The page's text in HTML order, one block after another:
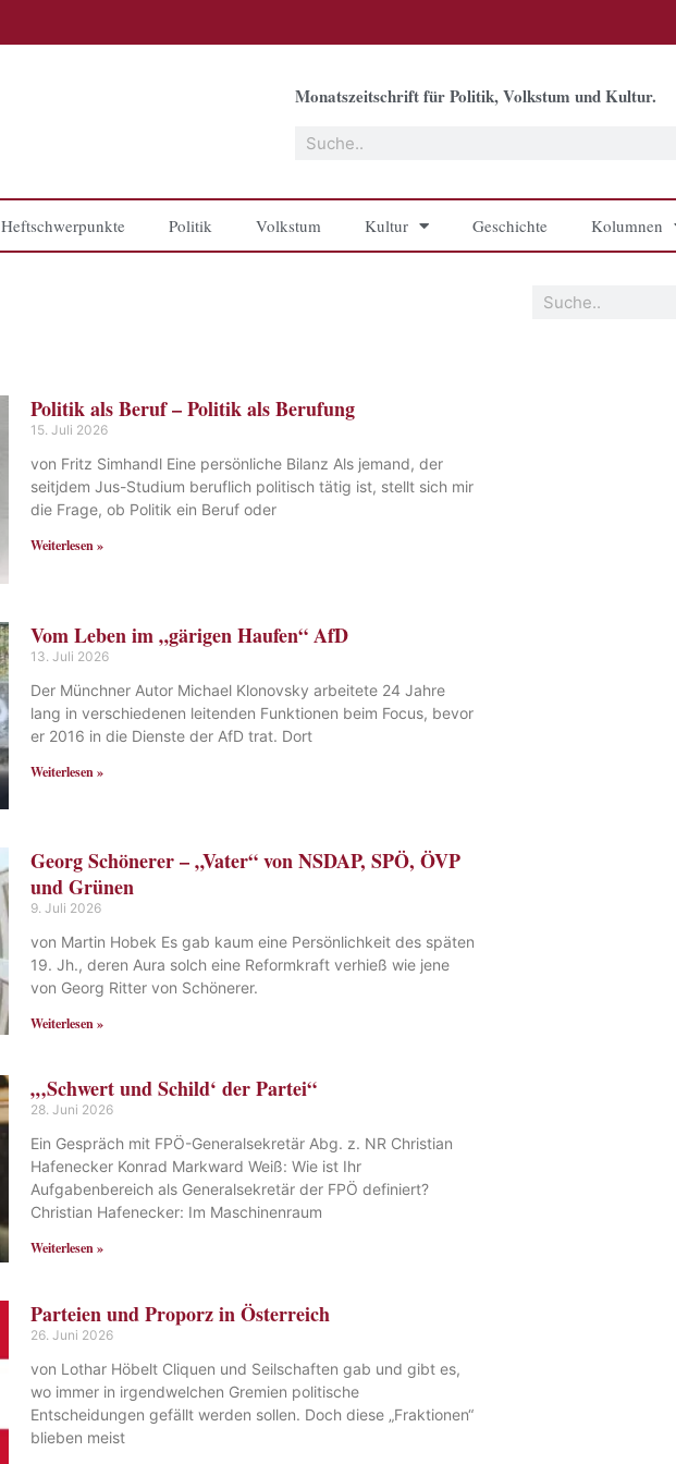
Monatszeitschrift für Politik, Volkstum und Kultur.
Suche
Heftschwerpunkte Politik Volkstum Kultur Geschichte Kolumnen
Politik als Beruf – Politik als Berufung
15. Juli 2026
von Fritz Simhandl Eine persönliche Bilanz Als jemand, der
seitjdem Jus-Studium beruflich politisch tätig ist, stellt sich mir
die Frage, ob Politik ein Beruf oder
Weiterlesen »
Vom Leben im „gärigen Haufen“ AfD
13. Juli 2026
Der Münchner Autor Michael Klonovsky arbeitete 24 Jahre
lang in verschiedenen leitenden Funktionen beim Focus, bevor
er 2016 in die Dienste der AfD trat. Dort
Weiterlesen »
Georg Schönerer – „Vater“ von NSDAP, SPÖ, ÖVP
und Grünen
9. Juli 2026
von Martin Hobek Es gab kaum eine Persönlichkeit des späten
19. Jh., deren Aura solch eine Reformkraft verhieß wie jene
von Georg Ritter von Schönerer.
Weiterlesen »
„‚Schwert und Schild‘ der Partei“
28. Juni 2026
Ein Gespräch mit FPÖ-Generalsekretär Abg. z. NR Christian
Hafenecker Konrad Markward Weiß: Wie ist Ihr
Aufgabenbereich als Generalsekretär der FPÖ definiert?
Christian Hafenecker: Im Maschinenraum
Weiterlesen »
Parteien und Proporz in Österreich
26. Juni 2026
von Lothar Höbelt Cliquen und Seilschaften gab und gibt es,
wo immer in irgendwelchen Gremien politische
Entscheidungen gefällt werden sollen. Doch diese „Fraktionen“
blieben meist